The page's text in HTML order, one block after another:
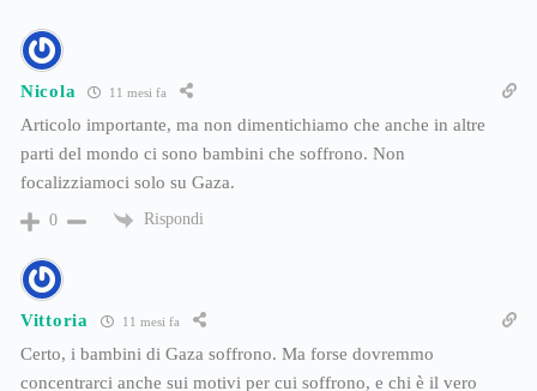
Nicola 11 mesi fa
Articolo importante, ma non dimentichiamo che anche in altre
parti del mondo ci sono bambini che soffrono. Non
focalizziamoci solo su Gaza.
0 Rispondi
Vittoria 11 mesi fa
Certo, i bambini di Gaza soffrono. Ma forse dovremmo
concentrarci anche sui motivi per cui soffrono, e chi è il vero